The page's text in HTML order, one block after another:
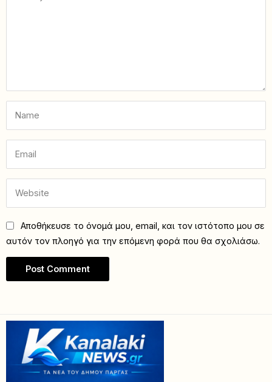
Αποθήκευσε το όνομά μου, email, και τον ιστότοπο μου σε
αυτόν τον πλοηγό για την επόμενη φορά που θα σχολιάσω.